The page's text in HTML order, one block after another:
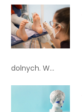
dolnych. W…